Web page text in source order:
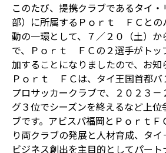
このたび、提携クラブであるタイ・
部）に所属するＰｏｒｔ ＦＣとの
動の一環として、７／２０（土）か
で、Ｐｏｒｔ ＦＣの２選手がトッ
加することになりましたので、お知
Ｐｏｒｔ ＦＣは、タイ王国首都バ
プロサッカークラブで、２０２３－
グ３位でシーズンを終えるなど上位
ブです。アビスパ福岡とＰｏｒｔＦ
り両クラブの発展と人材育成、タ
ビジネス創出を主目的としてパー